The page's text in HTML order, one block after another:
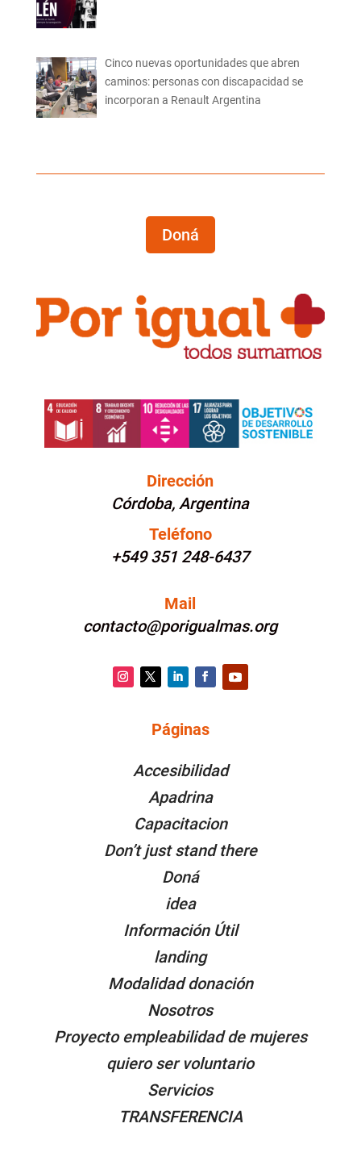
Cinco nuevas oportunidades que abren
caminos: personas con discapacidad se
incorporan a Renault Argentina
Doná
Dirección
Córdoba, Argentina
Teléfono
+549 351 248-6437
Mail
contacto@porigualmas.org
Facebook
Páginas
Accesibilidad
Apadrina
Capacitacion
Don’t just stand there
Doná
idea
Información Útil
landing
Modalidad donación
Nosotros
Proyecto empleabilidad de mujeres
quiero ser voluntario
Servicios
TRANSFERENCIA